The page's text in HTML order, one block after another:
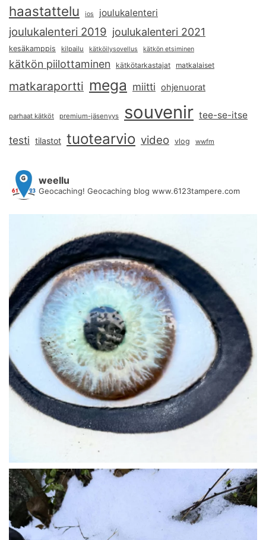
haastattelu ios joulukalenteri
joulukalenteri 2019 joulukalenteri 2021
kesäkamppis kilpailu kätköilysovellus kätkön etsiminen
kätkön piilottaminen kätkötarkastajat matkalaiset
matkaraportti mega miitti ohjenuorat
parhaat kätköt premium-jäsenyys souvenir tee-se-itse
testi tilastot tuotearvio video vlog wwfm
weellu
Geocaching! Geocaching blog www.6123tampere.com